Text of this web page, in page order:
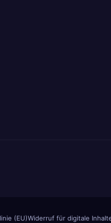
(EU)Widerruf für digitale